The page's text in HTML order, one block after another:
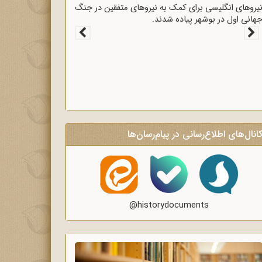
نیروهای انگلیسی برای کمک به نیروهای متفقین در جنگ
جهانی اول در بوشهر پیاده شدند.
کانال‌های اطلاع‌رسانی در پیام‌رسان‌ها
@historydocuments